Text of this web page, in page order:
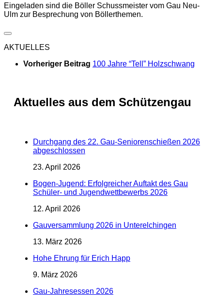
Eingeladen sind die Böller Schussmeister vom Gau Neu-
Ulm zur Besprechung von Böllerthemen.
AKTUELLES
Vorheriger Beitrag 100 Jahre “Tell” Holzschwang
Aktuelles aus dem Schützengau
Durchgang des 22. Gau-Seniorenschießen 2026
abgeschlossen
23. April 2026
Bogen-Jugend: Erfolgreicher Auftakt des Gau
Schüler- und Jugendwettbewerbs 2026
12. April 2026
Gauversammlung 2026 in Unterelchingen
13. März 2026
Hohe Ehrung für Erich Happ
9. März 2026
Gau-Jahresessen 2026